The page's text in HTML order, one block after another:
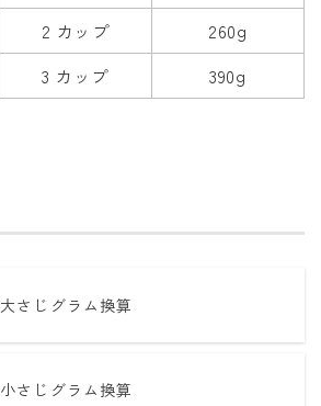
2 カップ
260g
3 カップ 390g
大さじグラム換算
小さじグラム換算